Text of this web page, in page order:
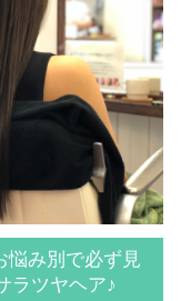
悩み別で必ず見
ラツヤヘア♪